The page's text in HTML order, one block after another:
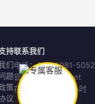
持
们
题
策
议
联系我们
电话：020-8981-5052
官网：gibbous.net
在线客服：7×24小时